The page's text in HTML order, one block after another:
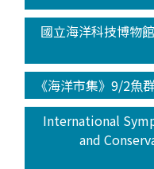
國立海洋科技博物
《海洋市集》9/2魚
International
and